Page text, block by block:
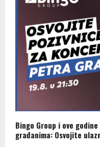
Bingo Group i ove
građanima: Osvojite